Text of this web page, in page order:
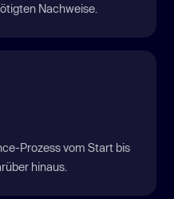
Nachweise.
Prozess vom Start bis
hinaus.